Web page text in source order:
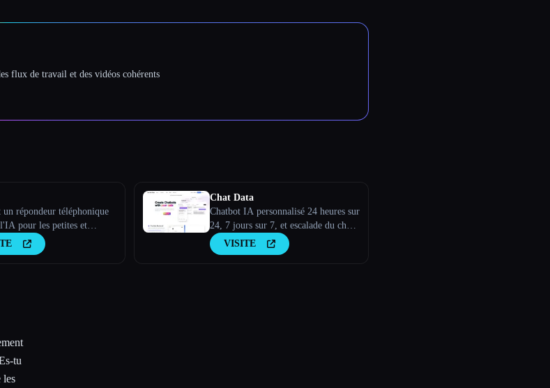
flux de travail et des vidéos cohérents
un répondeur téléphonique
l'IA pour les petites et
entreprises.
Chat Data
Chatbot IA personnalisé 24 heures sur
24, 7 jours sur 7, et escalade du chat
en direct
VISITE
tu
les